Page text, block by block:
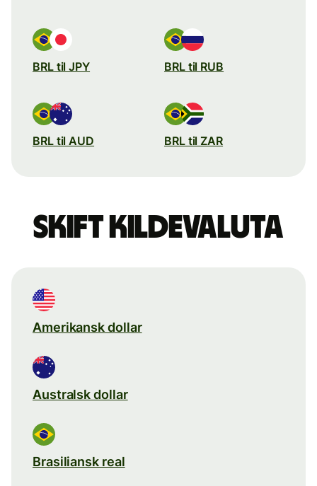
BRL til JPY BRL til RUB
BRL til AUD BRL til ZAR
Skift kildevaluta
Amerikansk dollar
Australsk dollar
Brasiliansk real